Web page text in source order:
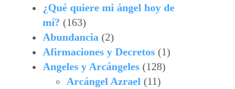
¿Qué quiere mi ángel hoy de
mí? (163)
Abundancia(2)
Afirmaciones y Decretos(1)
Angeles y Arcángeles(128)
Arcángel Azrael(11)